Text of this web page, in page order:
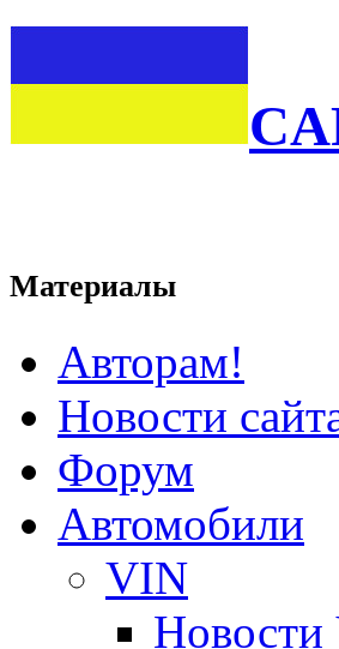
Материалы
Авторам!
Новости
Форум
Автомобили
VIN